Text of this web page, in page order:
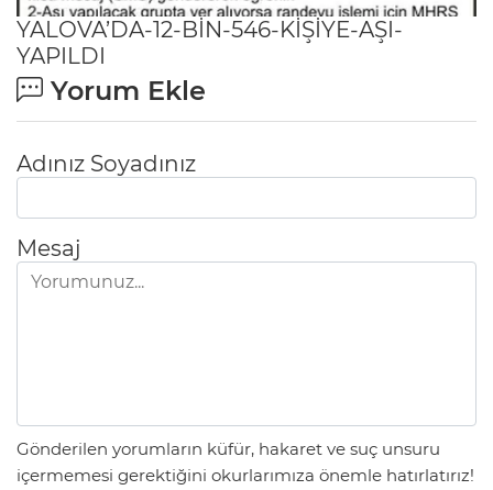
YALOVA’DA-12-BİN-546-KİŞİYE-AŞI-
YAPILDI
Yorum Ekle
Adınız Soyadınız
Mesaj
Gönderilen yorumların küfür, hakaret ve suç unsuru
içermemesi gerektiğini okurlarımıza önemle hatırlatırız!